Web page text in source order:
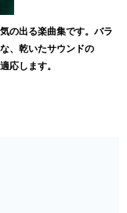
の出る楽曲集です。バラ
、乾いたサウンドの
応します。